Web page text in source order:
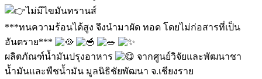
ไม่มีไขมันทรานส์
***ทนความร้อนได้สูง จึงนำมาผัด ทอด โดยไม่ก่อสารที่เป็น
อันตราย***
ผลิตภัณฑ์น้ำมันปรุงอาหาร
จากศูนย์วิจัยและพัฒนาชา
น้ำมันและพืชน้ำมัน มูลนิธิชัยพัฒนา จ.เชียงราย